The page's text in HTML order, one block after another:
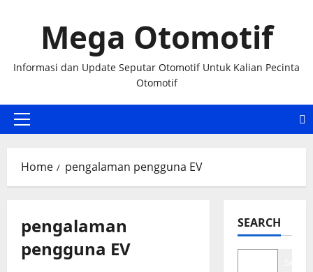
Mega Otomotif
Informasi dan Update Seputar Otomotif Untuk Kalian Pecinta
Otomotif
Primary
Home pengalaman pengguna EV
pengalaman
pengguna EV
SEARCH